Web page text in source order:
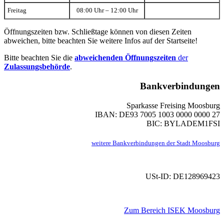
Freitag 08:00 Uhr – 12:00 Uhr
Öffnungszeiten bzw. Schließtage können von diesen Zeiten
abweichen, bitte beachten Sie weitere Infos auf der Startseite!
Bitte beachten Sie die abweichenden Öffnungszeiten der
Zulassungsbehörde.
Bankverbindungen
Sparkasse Freising Moosburg
IBAN: DE93 7005 1003 0000 0000 27
BIC: BYLADEM1FSI
weitere Bankverbindungen der Stadt Moosburg
USt-ID: DE128969423
Zum Bereich ISEK Moosburg